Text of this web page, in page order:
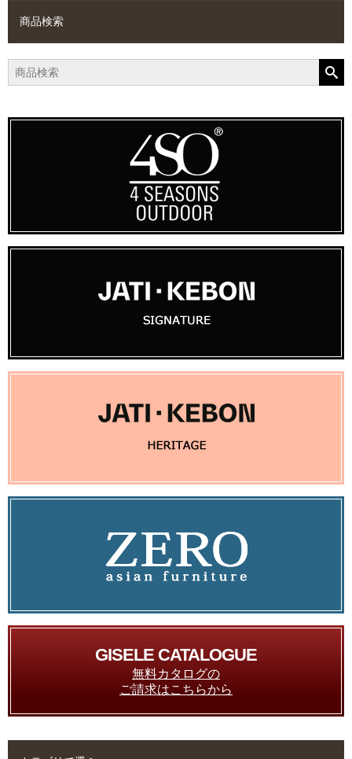
商品検索
GISELE CATALOGUE
無料カタログの
ご請求はこちらから